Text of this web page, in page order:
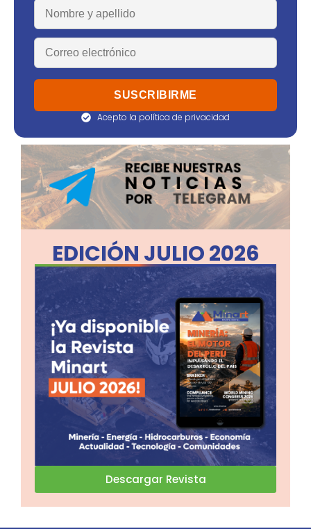
Acepto la política de privacidad
EDICIÓN JULIO 2026
Descargar Revista